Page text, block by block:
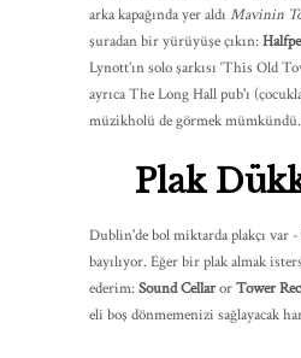
arka kapağında yer aldı Mavinin
şuradan bir yürüyüşe çıkın:
Lynott’ın solo şarkısı ‘This Old
ayrıca The Long Hall pub'ı
müzikholü de görmek mümkündü.
Plak
Dublin'de bol miktarda plakçı var
bayılıyor. Eğer bir plak almak
ederim:Sound CellarorTower
eli boş dönmemenizi sağlayacak